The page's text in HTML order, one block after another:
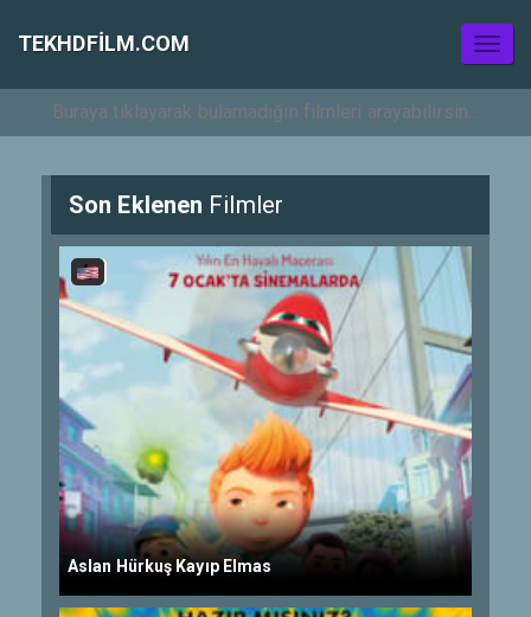
TEKHDFILM.COM
Son Eklenen Filmler
Aslan Hürkuş Kayıp Elmas